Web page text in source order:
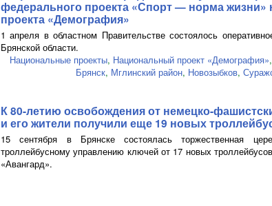
федерального проекта «Спорт — норма жизни»
проекта «Демография»
1 апреля в областном Правительстве состоялось
Брянской области.
Национальные проекты, Национальный проект «Демография»,
Брянск, Мглинский район, Новозыбков,
К80-летию освобождения от немецко-
и его жители получили еще 19 новых
15 сентября в Брянске состоялась торжественная
троллейбусному управлению ключей от 17 новых
«Авангард».